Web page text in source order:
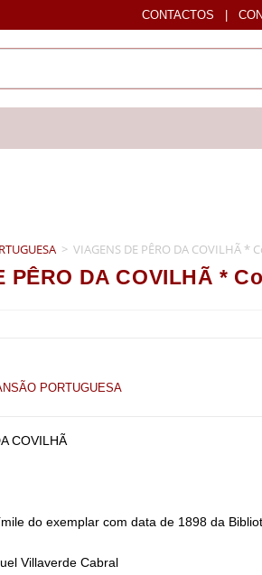
CONTACTOS |
> VIAGENS DE PÊRO DA COVILHÃ *
PÊRO DA COVILHÃ *
PORTUGUESA
COVILHÃ
do exemplar com data de 1898 da
Villaverde Cabral